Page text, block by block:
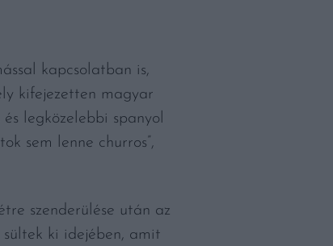
kapcsolatban is,
kifejezetten magyar
legközelebbi spanyol
sem lenne churros”,
szenderülése után az
ki idejében, amit